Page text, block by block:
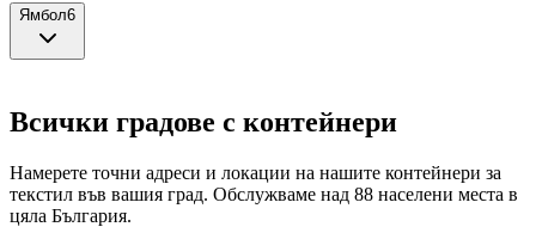
Ямбол6
Всички градове с контейнери
Намерете точни адреси и локации на нашите контейнери за
текстил във вашия град. Обслужваме над 88 населени места в
цяла България.